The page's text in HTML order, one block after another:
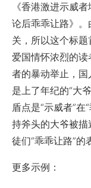
《香港激进示威
论后乖乖让路》
关，所以这个标题
爱国情怀浓烈的
者的暴动举止，
是上了年纪的“大
盾点是“示威者”
持斧头的大爷被描
徒们“乖乖让路”的
更多示例：